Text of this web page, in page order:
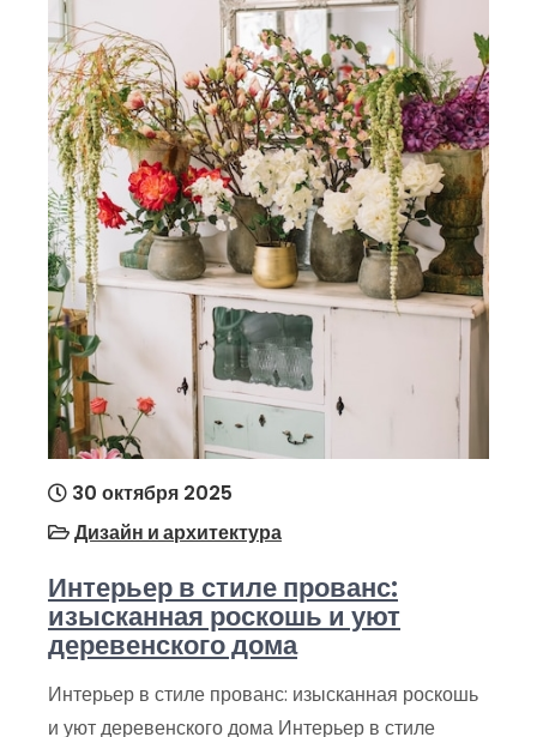
30 октября 2025
Дизайн и архитектура
Интерьер в стиле прованс:
изысканная роскошь и уют
деревенского дома
Интерьер в стиле прованс: изысканная роскошь
и уют деревенского дома Интерьер в стиле